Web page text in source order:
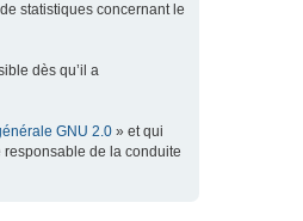
statistiques concernant le
dès qu’il a
GNU 2.0 » et qui
de la conduite